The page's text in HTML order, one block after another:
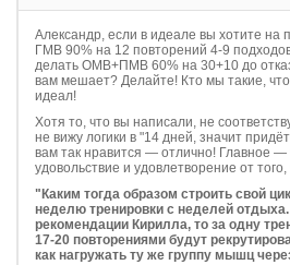
Александр, если в идеале вы хотите на
ГМВ 90% на 12 повторений 4-9
делать ОМВ+ПМВ 60% на 30+10 до
вам мешает? Делайте! Кто мы такие,
идеал!
Хотя то, что вы написали, не
не вижу логики в "14 дней, значит
вам так нравится — отлично! Главное
удовольствие и удовлетворение от
"Каким тогда образом строить свой
неделю тренировки с неделей
рекомендации Кирилла, то за одну
17-20 повторениями будут
как нагружать ту же группу мышц